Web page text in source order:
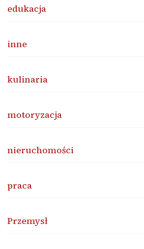
edukacja
inne
kulinaria
motoryzacja
nieruchomości
praca
Przemysł